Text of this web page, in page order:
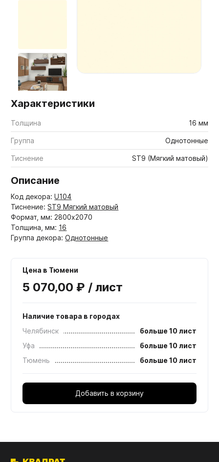
Характеристики
Толщина 16 мм
Группа Однотонные
Тиснение ST9 (Мягкий матовый)
Описание
Код декора:U104
Тиснение: ST9 Мягкий матовый
Формат, мм: 2800x2070
Толщина, мм: 16
Группа декора:Однотонные
Цена в Тюмени
5 070,00 ₽ / лист
Наличие товара в городах
Челябинск
больше 10 лист
Уфа
больше 10 лист
Тюмень
больше 10 лист
Добавить в корзину